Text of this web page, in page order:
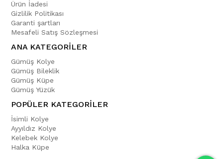
Ürün İadesi
Gizlilik Politikası
Garanti şartları
Mesafeli Satış Sözleşmesi
ANA KATEGORİLER
Gümüş Kolye
Gümüş Bileklik
Gümüş Küpe
Gümüş Yüzük
POPÜLER KATEGORİLER
İsimli Kolye
Ayyıldız Kolye
Kelebek Kolye
Halka Küpe